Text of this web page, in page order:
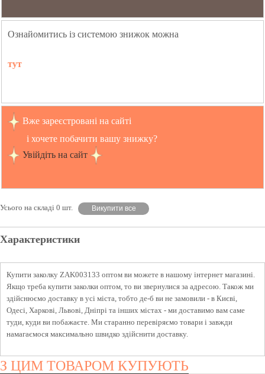
Ознайомитись із системою знижок можна
тут
Вже зареєстровані на сайті
і хочете побачити вашу знижку?
Увійдіть на сайт
Усього на складі 0 шт. Викупити все
Характеристики
Купити заколку ZAK003133 оптом ви можете в нашому інтернет магазині.
Якщо треба купити заколки оптом, то ви звернулися за адресою. Також ми
здійснюємо доставку в усі міста, тобто де-б ви не замовили - в Києві,
Одесі, Харкові, Львові, Дніпрі та інших містах - ми доставимо вам саме
туди, куди ви побажаєте. Ми старанно перевіряємо товари і завжди
намагаємося максимально швидко здійснити доставку.
З ЦИМ ТОВАРОМ КУПУЮТЬ